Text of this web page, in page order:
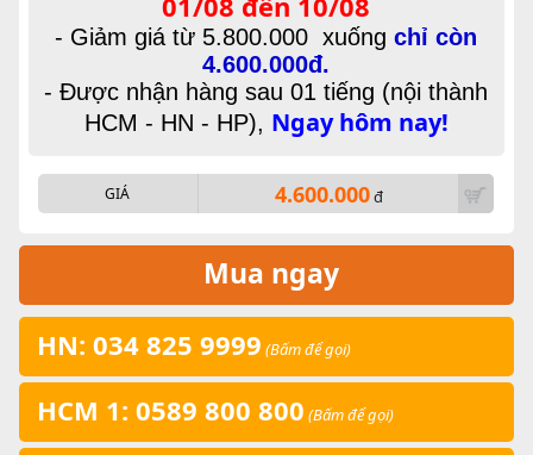
- Giảm giátừ 5.800.000xuốngchỉ còn
4.600.000đ.
- Được nhận hàng sau 01 tiếng (nội thành
HCM - HN - HP), Ngay hôm nay!
GIÁ 4.600.000đ
Mua ngay
HN: 034 825 9999 (Bấm để gọi)
HCM 1: 0589 800 800 (Bấm để gọi)